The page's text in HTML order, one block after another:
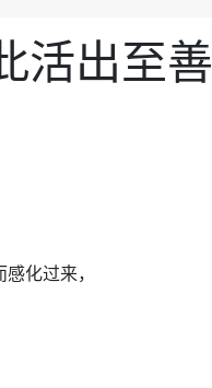
活出至善
化过来，